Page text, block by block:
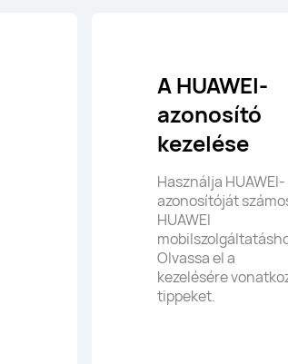
A HUAWEI-
azonosító
kezelése
Használja HUAWEI-
azonosítóját
HUAWEI
Olvassa el a
kezelésére
tippeket.